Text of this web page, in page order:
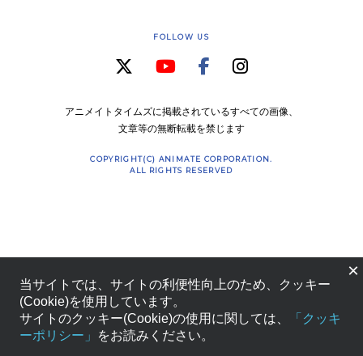
FOLLOW US
アニメイトタイムズに掲載されているすべての画像、
文章等の無断転載を禁じます
COPYRIGHT(C) ANIMATE CORPORATION.
ALL RIGHTS RESERVED
×
当サイトでは、サイトの利便性向上のため、クッキー
(Cookie)を使用しています。
サイトのクッキー(Cookie)の使用に関しては、
「クッキ
ーポリシー」
をお読みください。